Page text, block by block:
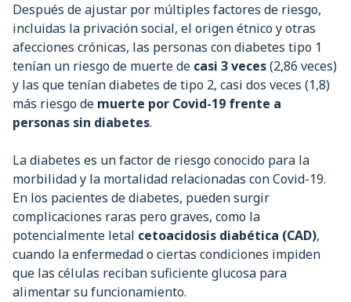
Después de ajustar por múltiples factores de riesgo,
incluidas la privación social, el origen étnico y otras
afecciones crónicas, las personas con diabetes tipo 1
tenían un riesgo de muerte de casi 3 veces(2,86 veces)
y las que tenían diabetes de tipo 2, casi dos veces (1,8)
más riesgo de muerte por Covid-19 frente a
personas sin diabetes.
La diabetes es un factor de riesgo conocido para la
morbilidad y la mortalidad relacionadas con Covid-19.
En los pacientes de diabetes, pueden surgir
complicaciones raras pero graves, como la
potencialmente letal cetoacidosis diabética (CAD),
cuando la enfermedad o ciertas condiciones impiden
que las células reciban suficiente glucosa para
alimentar su funcionamiento.